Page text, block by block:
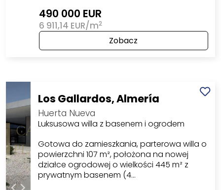
490 000 EUR
6 911,14 EUR/m2
Zobacz
Los Gallardos, Almería
Huerta Nueva
Luksusowa willa z basenem i ogrodem
Gotowa do zamieszkania, parterowa willa o
powierzchni 107 m², położona na nowej
działce ogrodowej o wielkości 445 m² z
prywatnym basenem (4…